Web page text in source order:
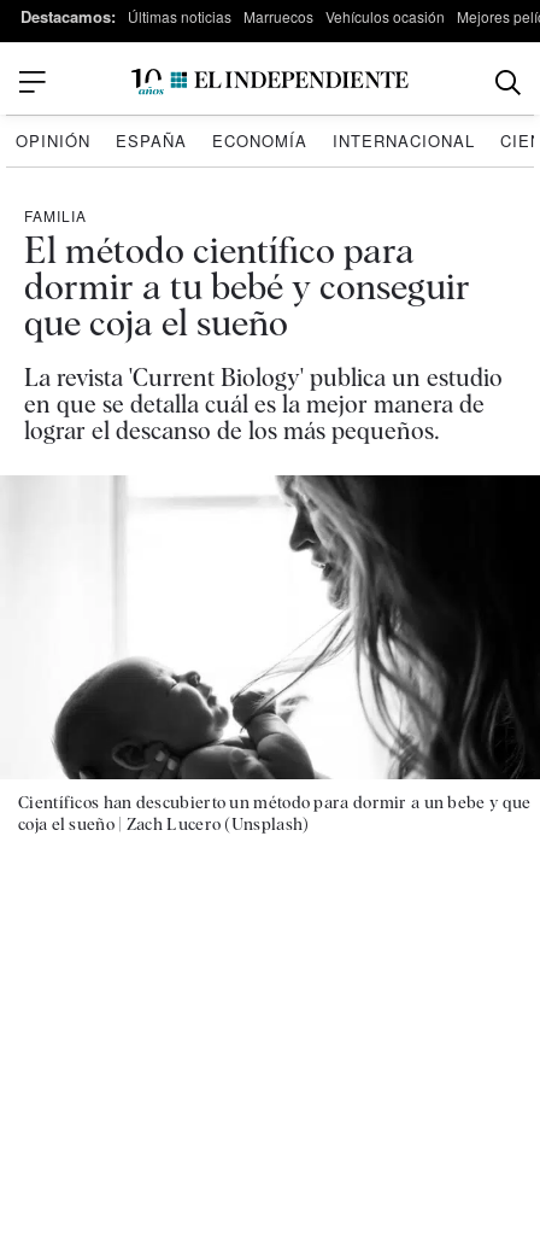
Destacamos: Últimas noticias Marruecos Vehículos ocasión Mejores
OPINIÓN ESPAÑA ECONOMÍA INTERNACIONAL
FAMILIA
El método científico para
dormir a tu bebé y conseguir
que coja el sueño
La revista 'Current Biology' publica un estudio
en que se detalla cuál es la mejor manera de
lograr el descanso de los más pequeños.
Científicos han descubierto un método para dormir a un bebe y que
coja el sueño | Zach Lucero (Unsplash)